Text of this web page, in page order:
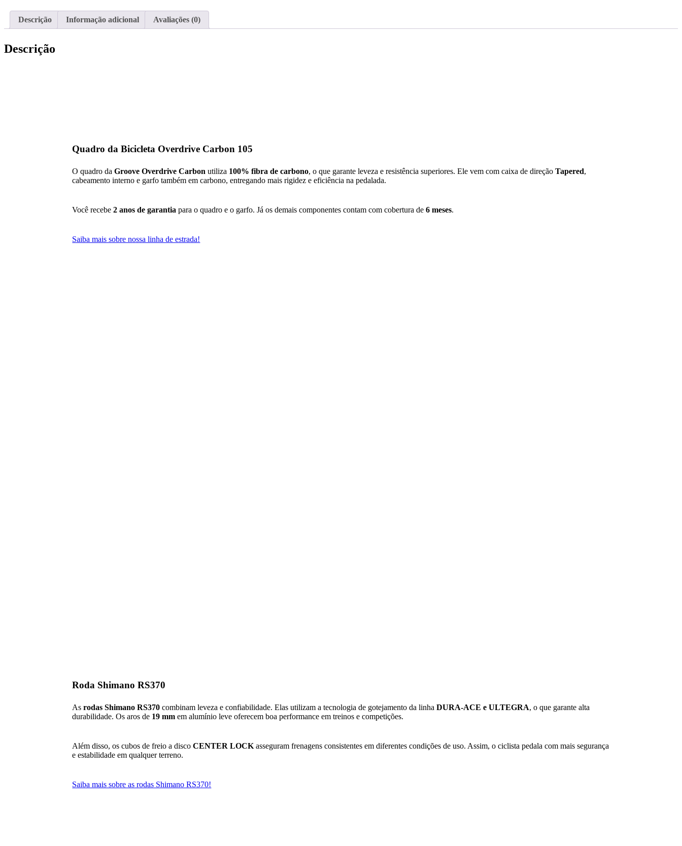
Descrição Informação adicional Avaliações (0)
Descrição
Quadro da Bicicleta Overdrive Carbon 105
O quadro daGroove Overdrive Carbon utiliza 100% fibra de carbono, o que garante leveza e resistência superiores. Ele vem com caixa de direçãoTapered,
cabeamento interno e garfo também em carbono, entregando mais rigidez e eficiência na pedalada.
Você recebe2 anos de garantia para o quadro e o garfo. Já os demais componentes contam com cobertura de6 meses.
Saiba mais sobre nossa linha de estrada!
Roda Shimano RS370
Asrodas Shimano RS370 combinam leveza e confiabilidade. Elas utilizam a tecnologia de gotejamento da linhaDURA-ACE e ULTEGRA, o que garante alta
durabilidade. Os aros de 19 mm em alumínio leve oferecem boa performance em treinos e competições.
Além disso, os cubos de freio a discoCENTER LOCK asseguram frenagens consistentes em diferentes condições de uso. Assim, o ciclista pedala com mais segurança
e estabilidade em qualquer terreno.
Saiba mais sobre as rodas Shimano RS370!